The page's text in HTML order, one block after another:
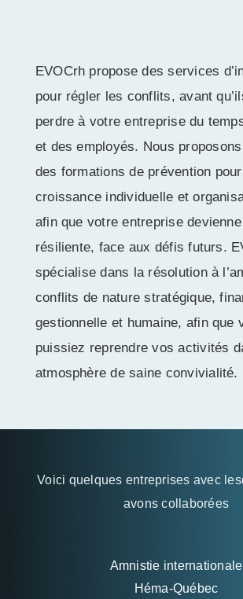
EVOCrh propose des services
pour régler les conflits, avant
perdre à votre entreprise du
et des employés. Nous
des formations de prévention
croissance individuelle et
afin que votre entreprise
résiliente, face aux défis futurs.
spécialise dans la résolution à
conflits de nature stratégique,
gestionnelle et humaine, afin que
puissiez reprendre vos activités
atmosphère de saine convivialité.
Voici quelques entreprises avec
avons collaborées
Amnistie internationale
Héma-Québec